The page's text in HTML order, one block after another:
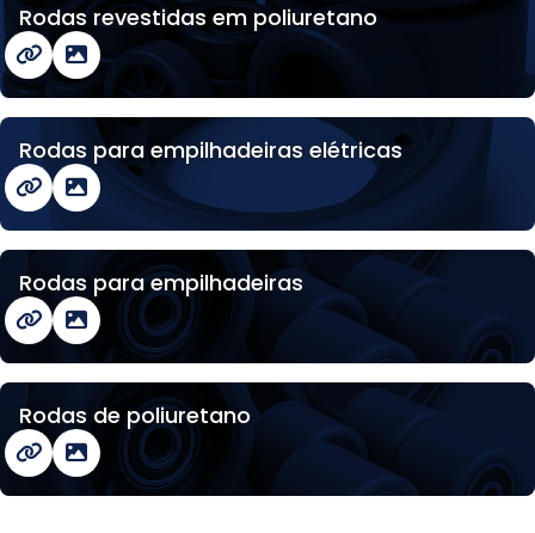
Rodas revestidas em poliuretano
Rodas para empilhadeiras elétricas
Rodas para empilhadeiras
Rodas de poliuretano